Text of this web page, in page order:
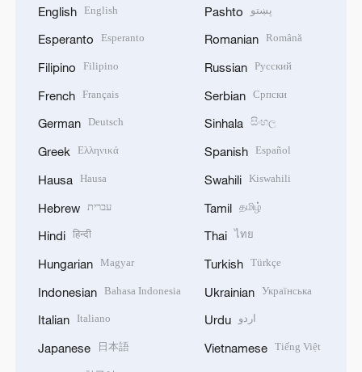
English English
Esperanto Esperanto
Filipino Filipino
French Français
German Deutsch
Greek Ελληνικά
Hausa Hausa
Hebrew עברית
Hindi हिन्दी
Hungarian Magyar
Indonesian Bahasa Indonesia
Italian Italiano
Japanese 日本語
Pashto پښتو
Romanian Română
Russian Русский
Serbian Српски
Sinhala සිංහල
Spanish Español
Swahili Kiswahili
Tamil தமிழ்
Thai ไทย
Turkish Türkçe
Ukrainian Українська
Urdu اردو
Vietnamese Tiếng Việt